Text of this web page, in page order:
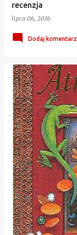
recenzja
lipca 06, 2016
Dodaj komentarz